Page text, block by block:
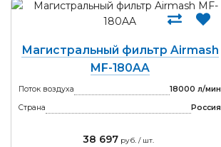
Магистральный фильтр Airmash
MF-180AA
Поток воздуха
18000 л/мин
Страна
Россия
38 697руб. / шт.